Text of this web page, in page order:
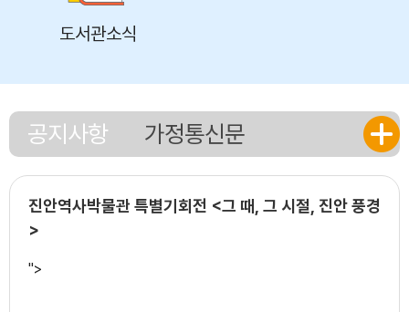
도서관소식
공지사항 가정통신문
진안역사박물관 특별기회전 <그 때, 그 시절, 진안 풍경
>